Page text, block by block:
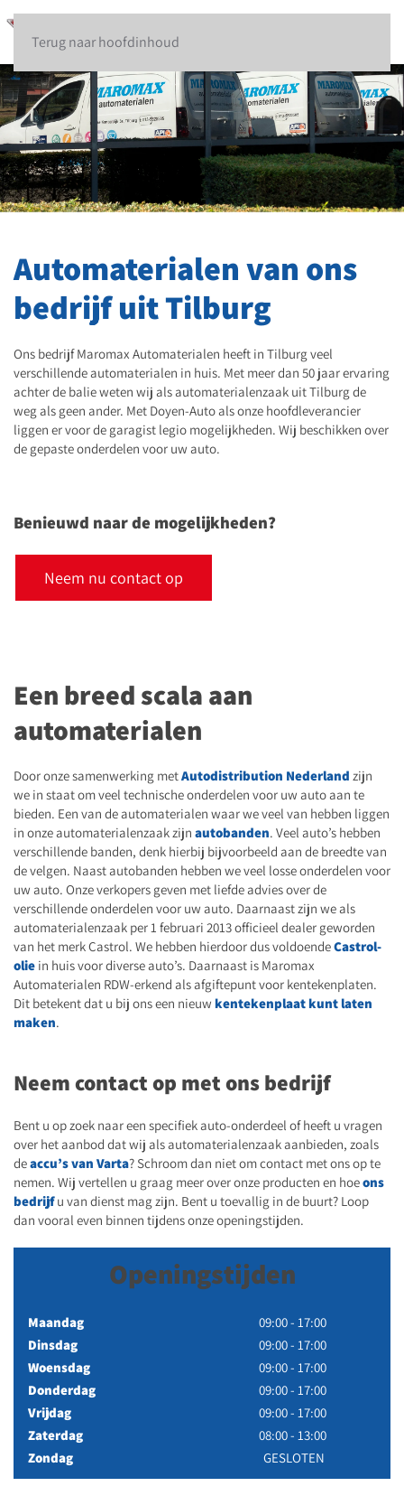
Terug naar hoofdinhoud
Automaterialen van ons
bedrijf uit Tilburg
Ons bedrijf Maromax Automaterialen heeft in Tilburg veel
verschillende automaterialen in huis. Met meer dan 50 jaar ervaring
achter de balie weten wij als automaterialenzaak uit Tilburg de
weg als geen ander. Met Doyen-Auto als onze hoofdleverancier
liggen er voor de garagist legio mogelijkheden. Wij beschikken over
de gepaste onderdelen voor uw auto.
Benieuwd naar de mogelijkheden?
Neem nu contact op
Een breed scala aan
automaterialen
Door onze samenwerking metAutodistribution Nederland zijn
we in staat om veel technische onderdelen voor uw auto aan te
bieden. Een van de automaterialen waar we veel van hebben liggen
in onze automaterialenzaak zijn autobanden. Veel auto’s hebben
verschillende banden, denk hierbij bijvoorbeeld aan de breedte van
de velgen. Naast autobanden hebben we veel losse onderdelen voor
uw auto. Onze verkopers geven met liefde advies over de
verschillende onderdelen voor uw auto. Daarnaast zijn we als
automaterialenzaak per 1 februari 2013 officieel dealer geworden
van het merk Castrol. We hebben hierdoor dus voldoendeCastrol-
olie in huis voor diverse auto’s. Daarnaast is Maromax
Automaterialen RDW-erkend als afgiftepunt voor kentekenplaten.
Dit betekent dat u bij ons een nieuw kentekenplaat kunt laten
maken.
Neem contact op met ons bedrijf
Bent u op zoek naar een specifiek auto-onderdeel of heeft u vragen
over het aanbod dat wij als automaterialenzaak aanbieden, zoals
deaccu’s van Varta? Schroom dan niet om contact met ons op te
nemen. Wij vertellen u graag meer over onze producten en hoeons
bedrijfu van dienst mag zijn. Bent u toevallig in de buurt? Loop
dan vooral even binnen tijdens onze openingstijden.
Openingstijden
Maandag
09:00 - 17:00
Dinsdag
09:00 - 17:00
Woensdag
09:00 - 17:00
Donderdag
09:00 - 17:00
Vrijdag
09:00 - 17:00
Zaterdag
08:00 - 13:00
Zondag
GESLOTEN